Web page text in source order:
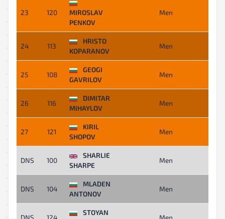
23 120
MIROSLAV
PENKOV
Men
24 113
HRISTO
KOPARANOV
Men
25 108
GEOGI
GAVRILOV
Men
26 116
DIMITAR
MIHAYLOV
Men
27 121
KIRIL
SHOPOV
Men
DNS 100
SHARLIE
SHARPE
Men
DNS 104
MLADEN
ANTONOV
Men
DNS 124
STOYAN
Men